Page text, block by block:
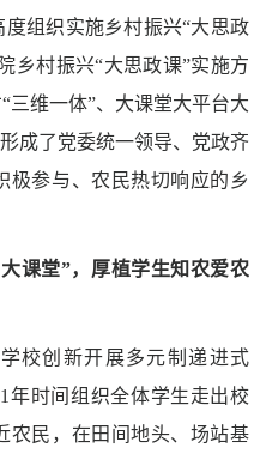
组织实施乡村振兴“大思政
乡村振兴“大思政课”实施方
三维一体”、大课堂大平台大
成了党委统一领导、党政齐
极参与、农民热切响应的乡
课堂”，厚植学生知农爱农
校创新开展多元制递进式
年时间组织全体学生走出校
农民，在田间地头、场站基